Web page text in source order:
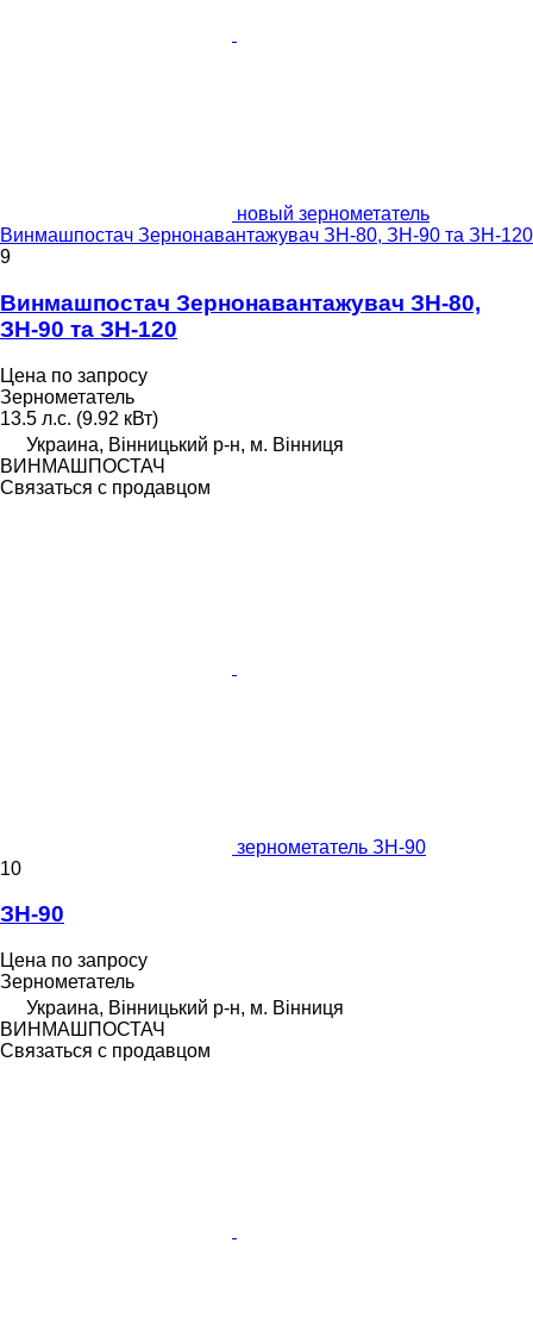
новый зернометатель
Винмашпостач Зернонавантажувач ЗН-80, ЗН-90 та ЗН-120
9
Винмашпостач Зернонавантажувач ЗН-80,
ЗН-90 та ЗН-120
Цена по запросу
Зернометатель
13.5 л.с. (9.92 кВт)
Украина, Вінницький р-н, м. Вінниця
ВИНМАШПОСТАЧ
Связаться с продавцом
зернометатель ЗН-90
10
ЗН-90
Цена по запросу
Зернометатель
Украина, Вінницький р-н, м. Вінниця
ВИНМАШПОСТАЧ
Связаться с продавцом